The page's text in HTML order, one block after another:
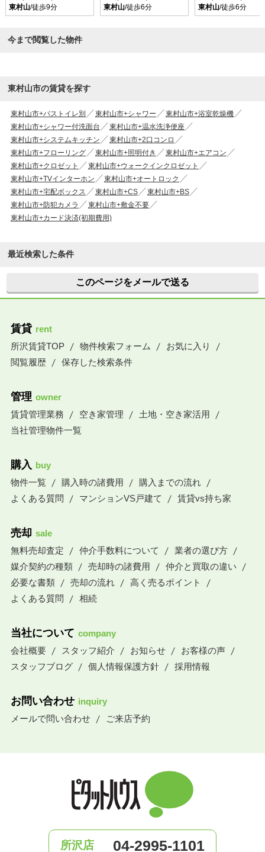
東村山/徒歩9分
東村山/徒歩6分
東村山/徒歩6分
今まで閲覧した物件
東村山市の賃貸を探す
東村山市+バストイレ別 東村山市+シャワー
東村山市+浴室乾燥機
東村山市+シャワー付洗面台
東村山市+温水洗浄便座
東村山市+システムキッチン
東村山市+2口コンロ
東村山市+フローリング
東村山市+照明付き
東村山市+エアコン
東村山市+クロゼット
東村山市+ウォークインクロゼット
東村山市+TVインターホン
東村山市+オートロック
東村山市+宅配ボックス
東村山市+CS
東村山市+BS
東村山市+防犯カメラ
東村山市+敷金不要
東村山市+カード決済(初期費用)
最近検索した条件
このページをメールで送る
賃貸 rent
所沢賃貸TOP
物件検索フォーム
お気に入り
閲覧履歴
保存した検索条件
管理 owner
賃貸管理業務
空き家管理
土地・空き家活用
当社管理物件一覧
購入 buy
物件一覧
購入時の諸費用
購入までの流れ
よくある質問
マンションVS戸建て 賃貸vs持ち家
売却 sale
無料売却査定
仲介手数料について
業者の選び方
媒介契約の種類
売却時の諸費用
仲介と買取の違い
必要な書類
売却の流れ
高く売るポイント
よくある質問
相続
当社について company
会社概要
スタッフ紹介 お知らせ
お客様の声
スタッフブログ
個人情報保護方針 採用情報
お問い合わせ inquiry
メールで問い合わせ
ご来店予約
所沢店 04-2995-1101